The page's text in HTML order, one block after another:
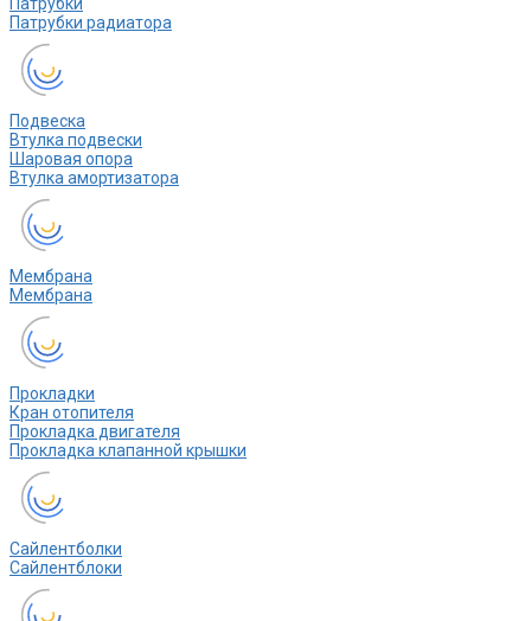
Патрубки
Патрубки радиатора
Подвеска
Втулка подвески
Шаровая опора
Втулка амортизатора
Мембрана
Мембрана
Прокладки
Кран отопителя
Прокладка двигателя
Прокладка клапанной крышки
Сайлентболки
Сайлентблоки